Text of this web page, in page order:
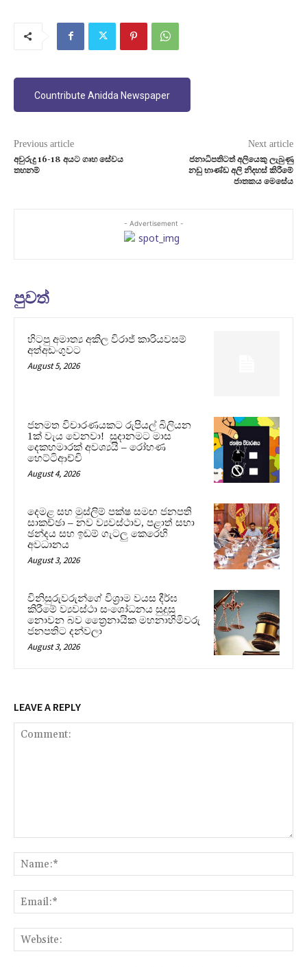
Countribute Anidda Newspaper
Previous article
අවුරුදු 16-18 අයට ගෘහ සේවය
තහනම්
Next article
ජනාධිපතිටත් අලියෙකු ලැබුණු
නඩු භාණ්ඩ අලි නිදහස් කිරීමේ
ජාතකය මෙසේය
- Advertisement -
පුවත්
හිටපු අමාත්‍ය අකිල විරාජ් කාරියවසම්
අත්අඩංගුවට
August 5, 2026
ජනමත විචාරණයකට රුපියල් බිලියන
1ක් වැය වෙනවා! සූදානමට මාස
දෙකහමාරක් අවශ්‍යයි – රෝහණ
හෙට්ටිආච්චි
August 4, 2026
දෙමළ සහ මුස්ලිම් පක්ෂ සමඟ ජනපති
සාකච්ඡා – නව ව්‍යවස්ථාව, පළාත් සභා
ඡන්දය සහ ඉඩම් ගැටලු කෙරෙහි
අවධානය
August 3, 2026
විනිසුරුවරුන්ගේ විශ්‍රාම වයස දීර්ඝ
කිරීමේ ව්‍යවස්ථා සංශෝධනය සුදුසු
නොවන බව ත්‍රෛනායික මහනාහිමිවරු
ජනපතිට දන්වලා
August 3, 2026
LEAVE A REPLY